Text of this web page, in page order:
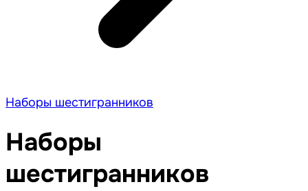
Наборы шестигранников
Наборы
шестигранников